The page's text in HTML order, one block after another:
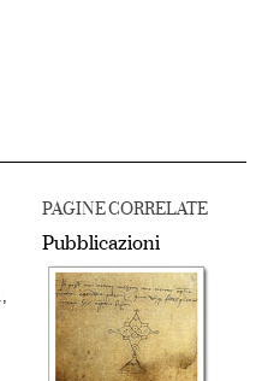
PAGINE CORRELATE
Pubblicazioni